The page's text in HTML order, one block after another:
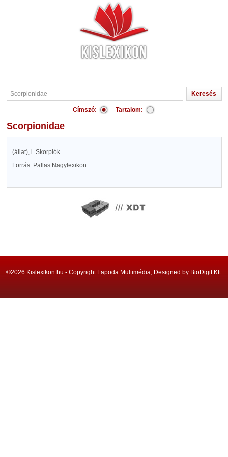
Címszó: Tartalom:
Scorpionidae
(állat), l. Skorpiók.
Forrás: Pallas Nagylexikon
©2026 Kislexikon.hu - Copyright Lapoda Multimédia, Designed by BioDigit Kft.